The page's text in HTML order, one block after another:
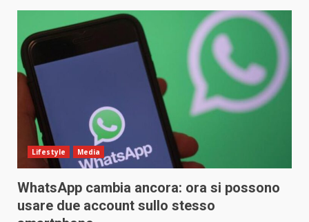
Lifestyle Media
WhatsApp cambia ancora: ora si possono
usare due account sullo stesso